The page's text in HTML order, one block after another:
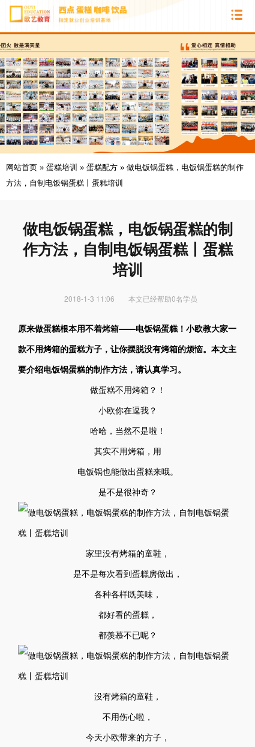
网站首页 » 蛋糕培训 » 蛋糕配方 » 做电饭锅蛋糕，电饭锅蛋糕的制作
方法，自制电饭锅蛋糕丨蛋糕培训
做电饭锅蛋糕，电饭锅蛋糕的制
作方法，自制电饭锅蛋糕丨蛋糕
培训
2018-1-3 11:06 本文已经帮助0名学员
原来做蛋糕根本用不着烤箱——电饭锅蛋糕！小欧教大家一
款不用烤箱的蛋糕方子，让你摆脱没有烤箱的烦恼。本文主
要介绍电饭锅蛋糕的制作方法，请认真学习。
做蛋糕不用烤箱？！
小欧你在逗我？
哈哈，当然不是啦！
其实不用烤箱，用
电饭锅也能做出蛋糕来哦。
是不是很神奇？
家里没有烤箱的童鞋，
是不是每次看到蛋糕房做出，
各种各样既美味，
都好看的蛋糕，
都羡慕不已呢？
没有烤箱的童鞋，
不用伤心啦，
今天小欧带来的方子，